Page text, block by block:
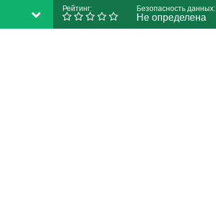
Рейтинг: Безопасность данных:
Не определена